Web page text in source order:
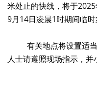
米处止的快线，将于
9月14日凌晨1时期间临时
有关地点将设置适当
人士请遵照现场指示，并